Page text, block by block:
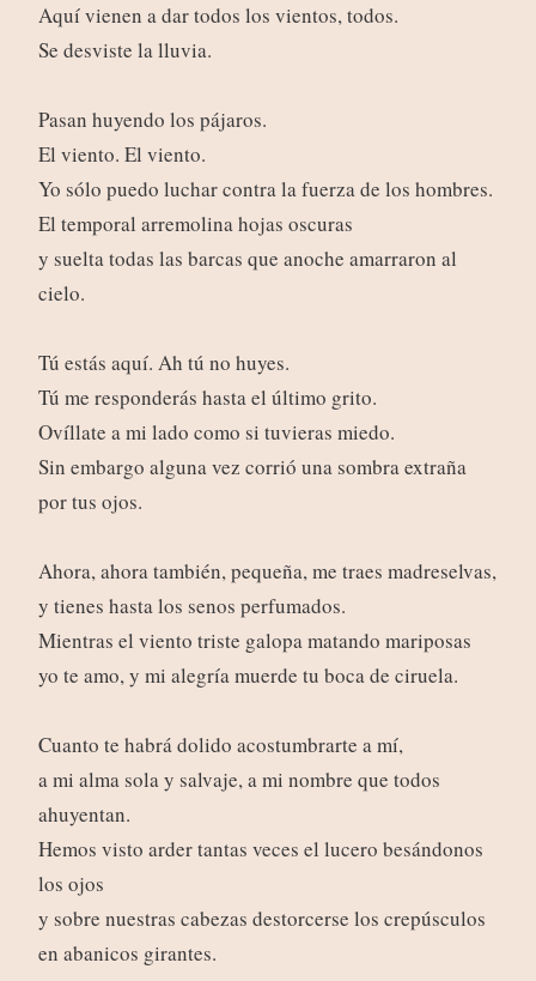
Aquí vienen a dar todos los vientos, todos.
Se desviste la lluvia.
Pasan huyendo los pájaros.
El viento. El viento.
Yo sólo puedo luchar contra la fuerza de los hombres.
El temporal arremolina hojas oscuras
y suelta todas las barcas que anoche amarraron al
cielo.
Tú estás aquí. Ah tú no huyes.
Tú me responderás hasta el último grito.
Ovíllate a mi lado como si tuvieras miedo.
Sin embargo alguna vez corrió una sombra extraña
por tus ojos.
Ahora, ahora también, pequeña, me traes madreselvas,
y tienes hasta los senos perfumados.
Mientras el viento triste galopa matando mariposas
yo te amo, y mi alegría muerde tu boca de ciruela.
Cuanto te habrá dolido acostumbrarte a mí,
a mi alma sola y salvaje, a mi nombre que todos
ahuyentan.
Hemos visto arder tantas veces el lucero besándonos
los ojos
y sobre nuestras cabezas destorcerse los crepúsculos
en abanicos girantes.